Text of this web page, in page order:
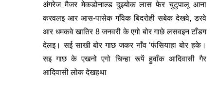
अंगरेज मैजर मेकडोनाल्ड दुइयोक लास फेर चुटुपालू आना
करवलइ आर आस-पासेक गाँवेक बिदरोही सबेक देखवे, डरवे
आर धमकवे खातिर 8 जनवरी के एगो बोर गाछे लसवइन टाँडग
देलइ। सई साखी बोर गाछ जकर नाँव ‘फंसियाहा बोर हके।
सइ गाछ के एखनो एगो चिन्हा रूपें हुवाँक आदिवासी गैर
आदिवासी लोक देखहथा